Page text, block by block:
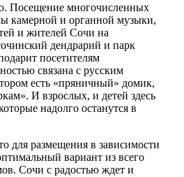
Посещение многочисленных
камерной и органной музыки,
и жителей Сочи на
дендрарий и парк
посетителям
связана с русским
есть «пряничный» домик,
И взрослых, и детей здесь
надолго останутся в
для размещения в зависимости
вариант из всего
Сочи с радостью ждет и